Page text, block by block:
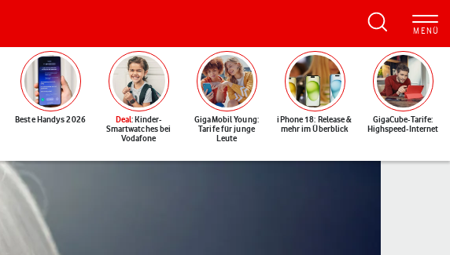
Beste Handys 2026 Deal: Kinder-
Smartwatches bei
Vodafone
GigaMobil Young:
Tarife für junge
Leute
iPhone 18: Release &
mehr im Überblick
GigaCube-Tarife:
Highspeed-Internet